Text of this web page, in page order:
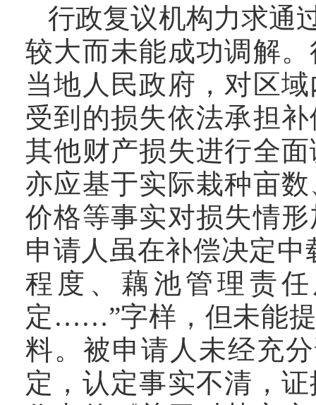
行政复议机构力求通
较大而未能成功调解
当地人民政府，对区
受到的损失依法承担
其他财产损失进行全
亦应基于实际栽种亩
价格等事实对损失情
申请人虽在补偿决定
程度、藕池管理责
定……”字样，但未能
料。被申请人未经充
定，认定事实不清，